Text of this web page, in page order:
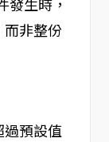
非整份
預設值